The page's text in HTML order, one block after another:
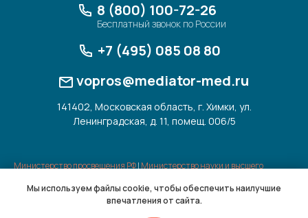
Мы используем файлы cookie, чтобы обеспечить наилучшие
впечатления от сайта.
8 (800) 100-72-26
Бесплатный звонок по России
vopros@mediator-med.ru
141402, Московская область, г. Химки, ул.
Ленинградская, д. 11, помещ. 006/5
+7 (495) 085 08 80
Министерство просвещения РФ| Министерство науки и высшего
Иллюстрации,использованные на сайте |Политика
Согласие на обработку данных